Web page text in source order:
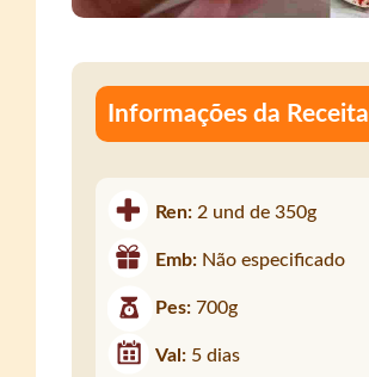
Informações da Receita
Ren:2 und de 350g
Emb: Não especificado
Pes:700g
Val: 5 dias